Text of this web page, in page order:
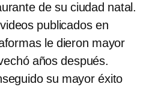
de su ciudad natal.
publicados en
le dieron mayor
años después.
su mayor éxito